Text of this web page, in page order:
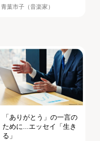
青葉市子（音楽家）
「ありがとう」の一言の
ために...エッセイ「生き
る」